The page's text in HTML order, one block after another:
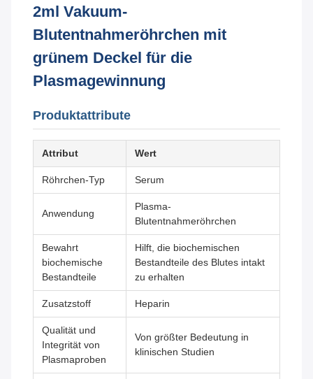
2ml Vakuum-
Blutentnahmeröhrchen mit
grünem Deckel für die
Plasmagewinnung
Produktattribute
Attribut Wert
Röhrchen-Typ Serum
Anwendung
Plasma-
Blutentnahmeröhrchen
Bewahrt
biochemische
Bestandteile
Hilft, die biochemischen
Bestandteile des Blutes intakt
zu erhalten
Zusatzstoff Heparin
Qualität und
Integrität von
Plasmaproben
Von größter Bedeutung in
klinischen Studien